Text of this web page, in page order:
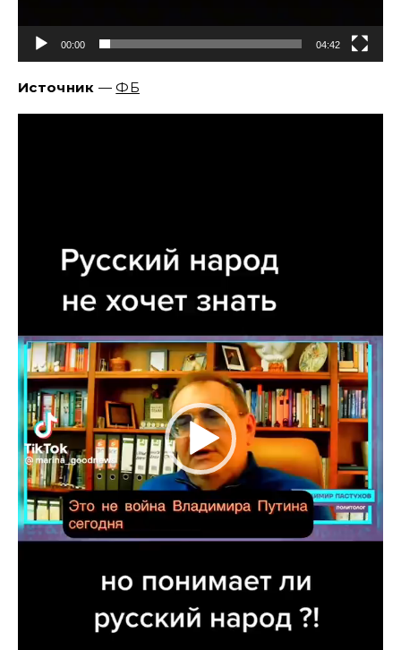
00:00 04:42
Источник — ФБ